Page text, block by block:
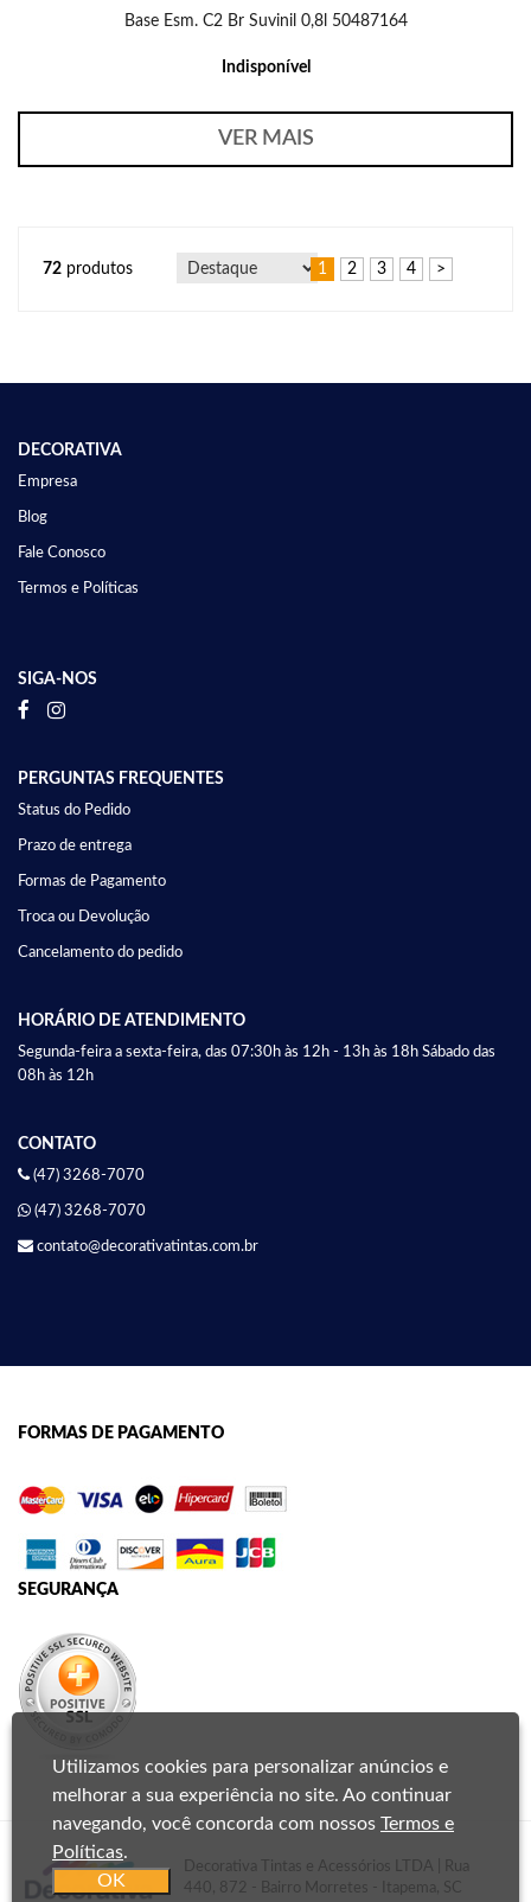
Base Esm. C2 Br Suvinil 0,8l 50487164
Indisponível
VER MAIS
72 produtos 1 2 3 4 >
DECORATIVA
Empresa
Blog
Fale Conosco
Termos e Políticas
SIGA-NOS
PERGUNTAS FREQUENTES
Status do Pedido
Prazo de entrega
Formas de Pagamento
Troca ou Devolução
Cancelamento do pedido
HORÁRIO DE ATENDIMENTO
Segunda-feira a sexta-feira, das 07:30h às 12h - 13h às 18h Sábado das
08h às 12h
CONTATO
(47) 3268-7070
(47) 3268-7070
contato@decorativatintas.com.br
FORMAS DE PAGAMENTO
SEGURANÇA
Decorativa Tintas e Acessórios LTDA | Rua
440, 872 - Bairro Morretes - Itapema, SC
Utilizamos cookies para personalizar anúncios e
melhorar a sua experiência no site. Ao continuar
navegando, você concorda com nossos Termos e
Políticas.
OK